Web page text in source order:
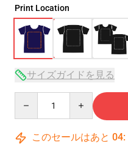
Print Location
サイズガイドを見る
このセールはあと 04: